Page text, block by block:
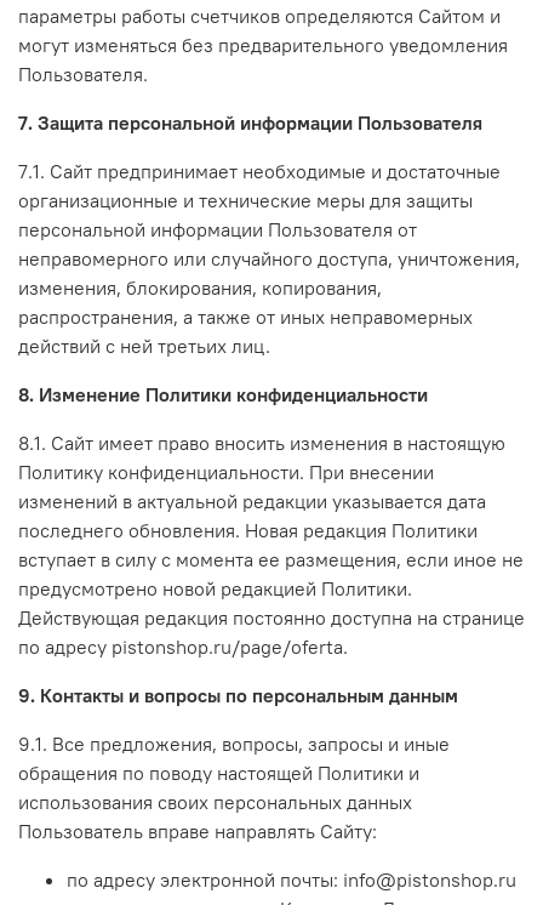
параметры работы счетчиков определяются Сайтом и
могут изменяться без предварительного уведомления
Пользователя.
7. Защита персональной информации Пользователя
7.1. Сайт предпринимает необходимые и достаточные
организационные и технические меры для защиты
персональной информации Пользователя от
неправомерного или случайного доступа, уничтожения,
изменения, блокирования, копирования,
распространения, а также от иных неправомерных
действий с ней третьих лиц.
8. Изменение Политики конфиденциальности
8.1. Сайт имеет право вносить изменения в настоящую
Политику конфиденциальности. При внесении
изменений в актуальной редакции указывается дата
последнего обновления. Новая редакция Политики
вступает в силу с момента ее размещения, если иное не
предусмотрено новой редакцией Политики.
Действующая редакция постоянно доступна на странице
по адресу pistonshop.ru/page/oferta.
9. Контакты и вопросы по персональным данным
9.1. Все предложения, вопросы, запросы и иные
обращения по поводу настоящей Политики и
использования своих персональных данных
Пользователь вправе направлять Сайту:
по адресу электронной почты: info@pistonshop.ru